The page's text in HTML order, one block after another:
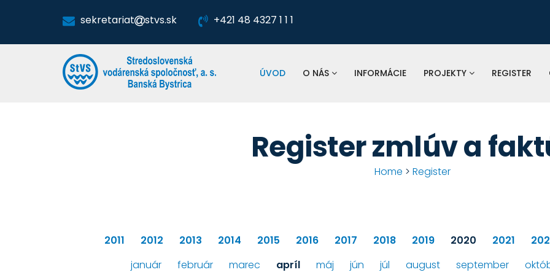
sekretariat stvs.sk +421 48 4327 1 1 1
Pre
vodomerov,
spoločnosť:
ÚVOD O NÁS INFORMÁCIE PROJEKTY REGISTER
Register zmlúv a
Home > Register
2011 2012 2013 2014 2015 2016 2017 2018 2019 2020 2021
január
február marec apríl máj jún júl august september